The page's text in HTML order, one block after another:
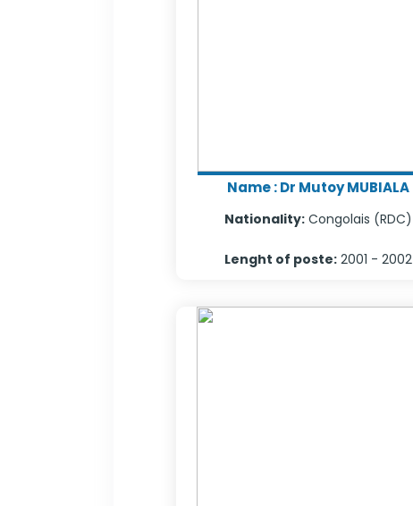
Name :Dr Mutoy MUBIALA
Nationality: Congolais (RDC)
Lenght of poste: 2001 - 2002